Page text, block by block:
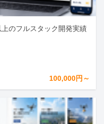
のフルスタック開発実績
100,000円～